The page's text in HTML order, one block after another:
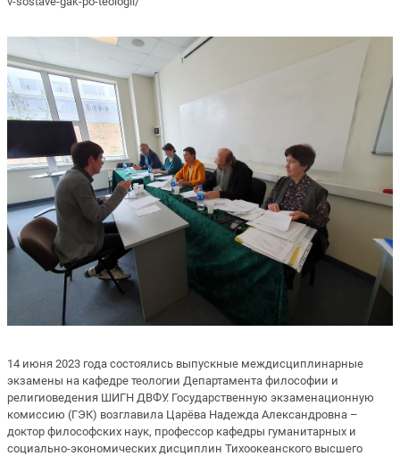
14 июня 2023 года состоялись выпускные междисциплинарные
экзамены на кафедре теологии Департамента философии и
религиоведения ШИГН ДВФУ. Государственную экзаменационную
комиссию (ГЭК) возглавила Царёва Надежда Александровна –
доктор философских наук, профессор кафедры гуманитарных и
социально-экономических дисциплин Тихоокеанского высшего